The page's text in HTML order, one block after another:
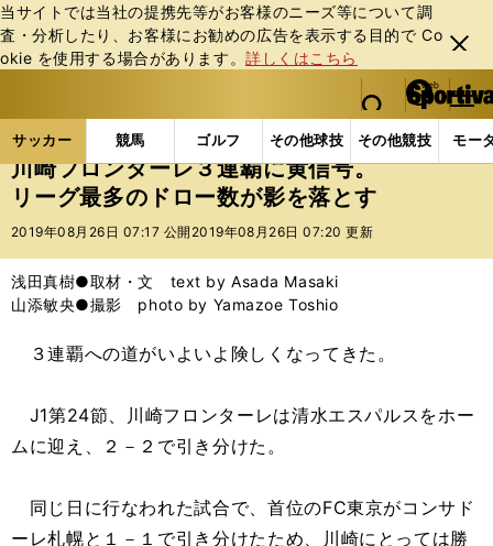
当サイトでは当社の提携先等がお客様のニーズ等について調
査・分析したり、お客様にお勧めの広告を表⽰する⽬的で Co
okie を使⽤する場合があります。詳しくはこちら
閉じ
る
web Sportiva (webスポルティーバ)
検索
マイペ
ー
ジ
メニュ
サッカー 競馬 ゴルフ その他球技 その他競技 モー
ス
ポ
ル
バ
サッカーの記事一覧 Jリーグ他 Jリーグ 川崎フ
川崎フロンターレ３連覇に黄信号。
リーグ最多のドロー数が影を落とす
2019年08月26日 07:17 公開 2019年08月26日 07:20 更新
浅田真樹●取材・文 text by Asada Masaki
山添敏央●撮影 photo by Yamazoe Toshio
３連覇への道がいよいよ険しくなってきた。
J1第24節、川崎フロンターレは清水エスパルスをホー
ムに迎え、２－２で引き分けた。
同じ日に行なわれた試合で、首位のFC東京がコンサド
ーレ札幌と１－１で引き分けたため、川崎にとっては勝